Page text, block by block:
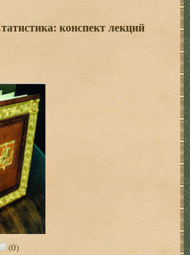
конспект лекций
(0)